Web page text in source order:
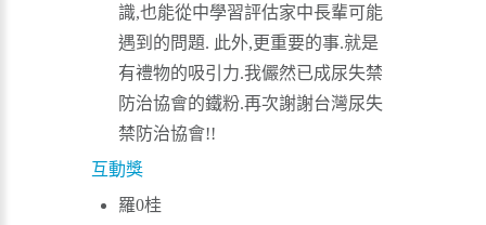
識,也能從中學習評估家中長輩可能
遇到的問題. 此外,更重要的事.就是
有禮物的吸引力.我儼然已成尿失禁
防治協會的鐵粉.再次謝謝台灣尿失
禁防治協會!!
互動獎
羅0桂